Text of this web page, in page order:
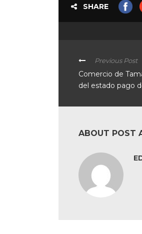
SHARE
Previous Post
Comercio de
del estado pago
ABOUT POST